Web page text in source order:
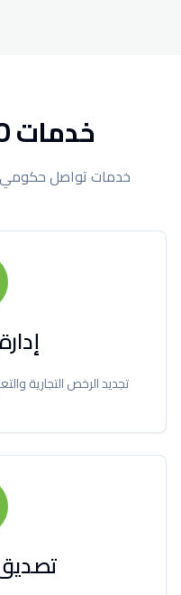
خدمات PRO الشاملة
خدمات تواصل حكومي
تجديد الرخص التجارية